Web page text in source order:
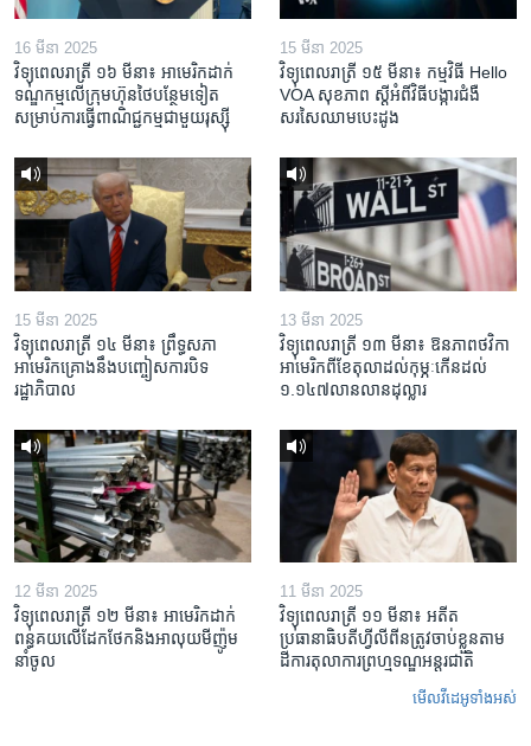
16 មីនា 2025
វិទ្យុពេលរាត្រី ១៦ មីនា៖ អាមេរិក​ដាក់​
ទណ្ឌកម្ម​លើ​ក្រុមហ៊ុន​ថៃ​បន្ថែម​ទៀត​
សម្រាប់​ការ​ធ្វើ​ពាណិជ្ជកម្ម​ជាមួយ​រុស្ស៊ី
15 មីនា 2025
វិទ្យុពេលរាត្រី ១៥ មីនា៖ កម្មវិធី ​Hello
VOA សុខភាព ស្ដី​អំពី​វិធី​បង្ការ​ជំងឺ​
សរសៃ​ឈាម​បេះដូង
15 មីនា 2025
វិទ្យុពេលរាត្រី ១៤ មីនា៖ ព្រឹទ្ធសភា
អាមេរិកគ្រោងនឹងបញ្ចៀសការបិទ
រដ្ឋាភិបាល
13 មីនា 2025
វិទ្យុពេលរាត្រី ១៣ មីនា៖ ឱនភាព​ថវិកា​
អាមេរិក​ពី​ខែ​តុលា​ដល់​កុម្ភៈ​កើន​ដល់​
១.១៤៧​លានលាន​ដុល្លារ
12 មីនា 2025
វិទ្យុពេលរាត្រី ១២ មីនា៖ អាមេរិក​ដាក់​
ពន្ធគយ​លើ​ដែកថែក​និង​អាលុយ​មីញ៉ូម​
នាំចូល
11 មីនា 2025
វិទ្យុពេលរាត្រី ១១ មីនា៖ អតីត​
ប្រធានាធិបតីហ្វីលីពីន​ត្រូវ​ចាប់ខ្លួនតាម
ដីការ​តុលាការ​ព្រហ្មទណ្ឌ​អន្តរជាតិ
មើល​វីដេអូ​ទាំង​អស់